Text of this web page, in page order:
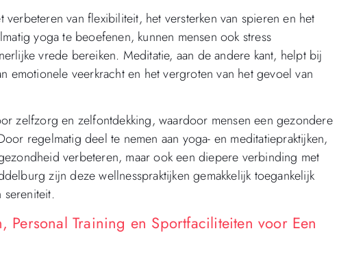
van flexibiliteit, het versterken van spieren en het
yoga te beoefenen, kunnen mensen ook stress
vrede bereiken. Meditatie, aan de andere kant, helpt bij
emotionele veerkracht en het vergroten van het gevoel van
zelfzorg en zelfontdekking, waardoor mensen een gezondere
regelmatig deel te nemen aan yoga- en meditatiepraktijken,
verbeteren, maar ook een diepere verbinding met
zijn deze wellnesspraktijken gemakkelijk toegankelijk
Personal Training en Sportfaciliteiten voor Een